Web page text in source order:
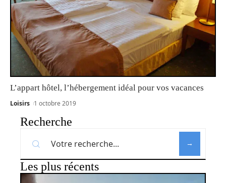
L’appart hôtel, l’hébergement idéal pour vos vacances
Loisirs 1 octobre 2019
Recherche
Les plus récents